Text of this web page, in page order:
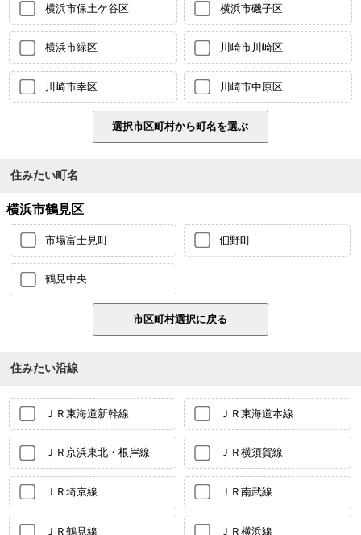
横浜市保土ケ谷区 横浜市磯子区
横浜市緑区 川崎市川崎区
川崎市幸区 川崎市中原区
住みたい町名
横浜市鶴見区
市場富士見町 佃野町
鶴見中央
住みたい沿線
ＪＲ東海道新幹線 ＪＲ東海道本線
ＪＲ京浜東北・根岸線 ＪＲ横須賀線
ＪＲ埼京線 ＪＲ南武線
ＪＲ鶴見線 ＪＲ横浜線